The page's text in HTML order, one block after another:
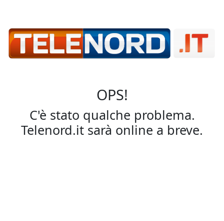
OPS!
C'è stato qualche problema.
Telenord.it sarà online a breve.